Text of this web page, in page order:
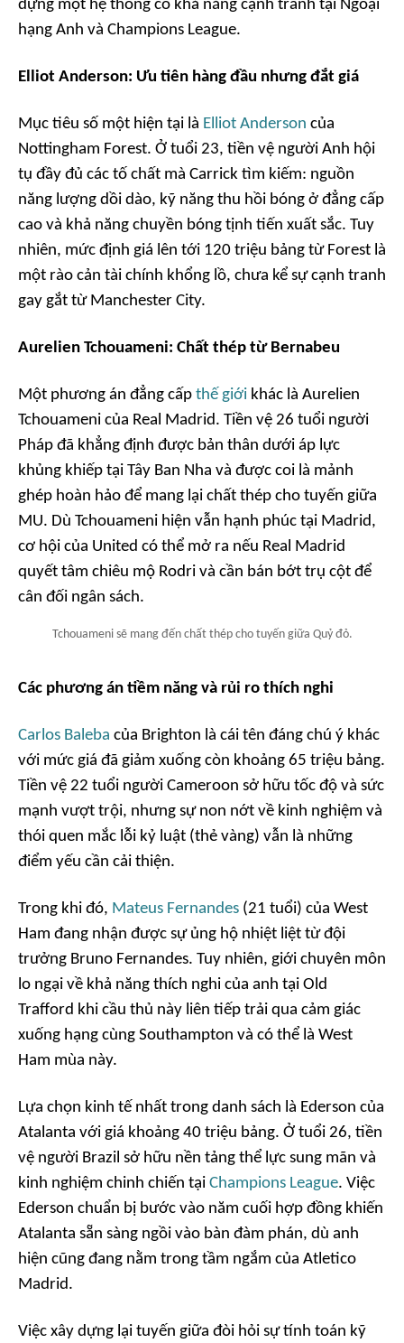
dựng một hệ thống có khả năng cạnh tranh tại Ngoại
hạng Anh và Champions League.
Elliot Anderson: Ưu tiên hàng đầu nhưng đắt giá
Mục tiêu số một hiện tại là Elliot Anderson của
Nottingham Forest. Ở tuổi 23, tiền vệ người Anh hội
tụ đầy đủ các tố chất mà Carrick tìm kiếm: nguồn
năng lượng dồi dào, kỹ năng thu hồi bóng ở đẳng cấp
cao và khả năng chuyền bóng tịnh tiến xuất sắc. Tuy
nhiên, mức định giá lên tới 120 triệu bảng từ Forest là
một rào cản tài chính khổng lồ, chưa kể sự cạnh tranh
gay gắt từ Manchester City.
Aurelien Tchouameni: Chất thép từ Bernabeu
Một phương án đẳng cấp thế giới khác là Aurelien
Tchouameni của Real Madrid. Tiền vệ 26 tuổi người
Pháp đã khẳng định được bản thân dưới áp lực
khủng khiếp tại Tây Ban Nha và được coi là mảnh
ghép hoàn hảo để mang lại chất thép cho tuyến giữa
MU. Dù Tchouameni hiện vẫn hạnh phúc tại Madrid,
cơ hội của United có thể mở ra nếu Real Madrid
quyết tâm chiêu mộ Rodri và cần bán bớt trụ cột để
cân đối ngân sách.
Tchouameni sẽ mang đến chất thép cho tuyến giữa Quỷ đỏ.
Các phương án tiềm năng và rủi ro thích nghi
Carlos Baleba của Brighton là cái tên đáng chú ý khác
với mức giá đã giảm xuống còn khoảng 65 triệu bảng.
Tiền vệ 22 tuổi người Cameroon sở hữu tốc độ và sức
mạnh vượt trội, nhưng sự non nớt về kinh nghiệm và
thói quen mắc lỗi kỷ luật (thẻ vàng) vẫn là những
điểm yếu cần cải thiện.
Trong khi đó, Mateus Fernandes (21 tuổi) của West
Ham đang nhận được sự ủng hộ nhiệt liệt từ đội
trưởng Bruno Fernandes. Tuy nhiên, giới chuyên môn
lo ngại về khả năng thích nghi của anh tại Old
Trafford khi cầu thủ này liên tiếp trải qua cảm giác
xuống hạng cùng Southampton và có thể là West
Ham mùa này.
Lựa chọn kinh tế nhất trong danh sách là Ederson của
Atalanta với giá khoảng 40 triệu bảng. Ở tuổi 26, tiền
vệ người Brazil sở hữu nền tảng thể lực sung mãn và
kinh nghiệm chinh chiến tại Champions League. Việc
Ederson chuẩn bị bước vào năm cuối hợp đồng khiến
Atalanta sẵn sàng ngồi vào bàn đàm phán, dù anh
hiện cũng đang nằm trong tầm ngắm của Atletico
Madrid.
Việc xây dựng lại tuyến giữa đòi hỏi sự tính toán kỹ